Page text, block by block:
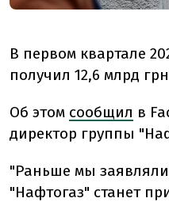
В первом квартале
получил 12,6 млрд
Об этом сообщил в
директор группы
"Раньше мы
"Нафтогаз" станет